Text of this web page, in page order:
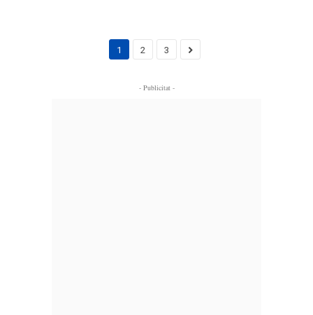
1 2 3
- Publicitat -